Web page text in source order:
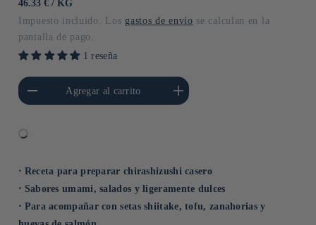
PRECIO
46.33 € / POR
KG
Impuesto incluido. Los gastos de envío se calculan en la
pantalla de pago.
1 reseña
para Default
Title
Agregar al carrito
Aumentar cantidad para Default
Title
⋅ Receta para preparar chirashizushi casero
⋅ Sabores umami, salados y ligeramente dulces
⋅ Para acompañar con setas shiitake, tofu, zanahorias y